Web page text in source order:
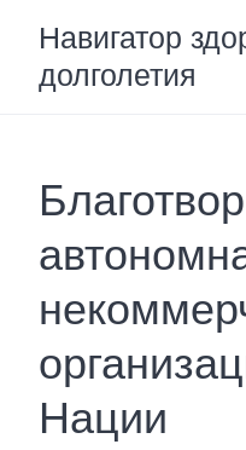
content
Навигатор
долголетия
Нации